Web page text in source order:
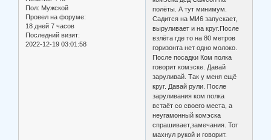
Пол: Мужской
Провел на форуме:
18 дней 7 часов
Последний визит:
2022-12-19 03:01:58
полёты. А тут минимум.
Садится на МИ6 запускает,
выруливает и на круг.После
взлёта где то на 80 метров
горизонта нет одно молоко.
После посадки Ком полка
говорит комэске. Давай
заруливай. Так у меня ещё
круг. Давай рули. После
заруливания ком полка
встаёт со своего места, а
неугамонный комэска
спрашивает,замечания. Тот
махнул рукой и говорит.